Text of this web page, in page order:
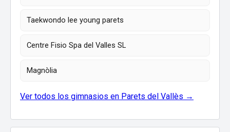
Taekwondo lee young parets
Centre Fisio Spa del Valles SL
Magnòlia
Ver todos los gimnasios en Parets del Vallès →